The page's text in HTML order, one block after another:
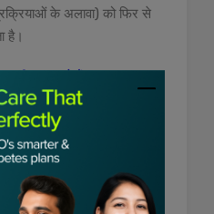
के अलावा) को फिर से
है।
के फायदे
फेफड़ों के दोनों तरफ
से शुरू होती है। छाती में
और गर्दन में श्वसन की पूरक